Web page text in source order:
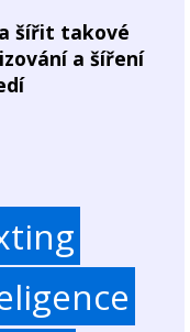
šířit takové
a šíření